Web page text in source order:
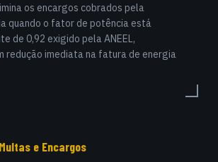
os encargos cobrados pela
quando o fator de potência está
de 0,92 exigido pela ANEEL,
redução imediata na fatura de energia
e Encargos